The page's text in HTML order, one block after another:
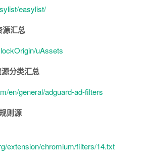
easylist/
汇总
uAssets
分类汇总
en/general/adguard-ad-filters
则源
extension/chromium/filters/14.txt